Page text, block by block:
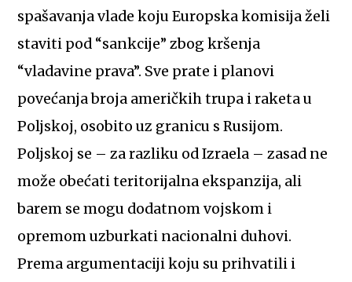
spašavanja vlade koju Europska komisija želi
staviti pod “sankcije” zbog kršenja
“vladavine prava”. Sve prate i planovi
povećanja broja američkih trupa i raketa u
Poljskoj, osobito uz granicu s Rusijom.
Poljskoj se – za razliku od Izraela – zasad ne
može obećati teritorijalna ekspanzija, ali
barem se mogu dodatnom vojskom i
opremom uzburkati nacionalni duhovi.
Prema argumentaciji koju su prihvatili i